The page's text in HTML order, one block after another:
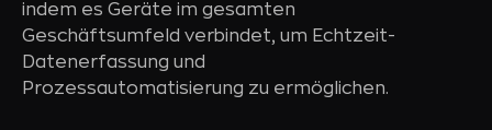
indem es Geräte im gesamten
Geschäftsumfeld verbindet, um Echtzeit-
Datenerfassung und
Prozessautomatisierung zu ermöglichen.